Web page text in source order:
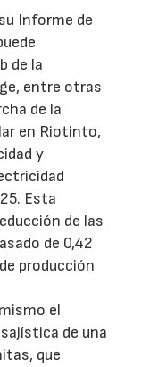
Informe de
de la
entre otras
de la
en Riotinto,
y
Esta
de las
de 0,42
producción
el
de una
que